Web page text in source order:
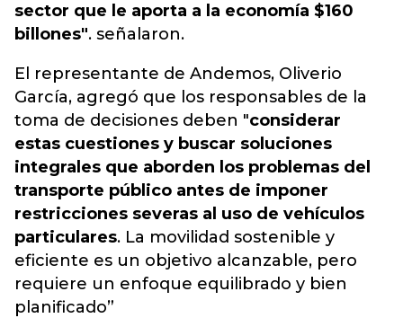
sector que le aporta a la economía $160
billones". señalaron.
El representante de Andemos, Oliverio
García, agregó que los responsables de la
toma de decisiones deben "considerar
estas cuestiones y buscar soluciones
integrales que aborden los problemas del
transporte público antes de imponer
restricciones severas al uso de vehículos
particulares. La movilidad sostenible y
eficiente es un objetivo alcanzable, pero
requiere un enfoque equilibrado y bien
planificado”